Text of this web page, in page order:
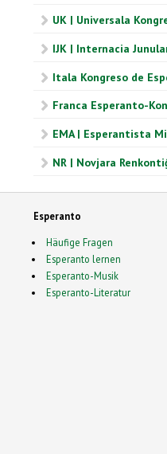
UK | Universala
IJK | Internacia
Itala Kongreso de
Franca Esperanto-
EMA | Esperantista
NR | Novjara
Esperanto
Häufige Fragen
Esperanto lernen
Esperanto-Musik
Esperanto-Literatur